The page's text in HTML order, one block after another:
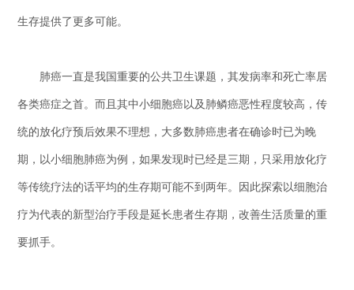
生存提供了更多可能。
肺癌一直是我国重要的公共卫生课题，其发病率和死亡率居
各类癌症之首。而且其中小细胞癌以及肺鳞癌恶性程度较高，传
统的放化疗预后效果不理想，大多数肺癌患者在确诊时已为晚
期，以小细胞肺癌为例，如果发现时已经是三期，只采用放化疗
等传统疗法的话平均的生存期可能不到两年。因此探索以细胞治
疗为代表的新型治疗手段是延长患者生存期，改善生活质量的重
要抓手。